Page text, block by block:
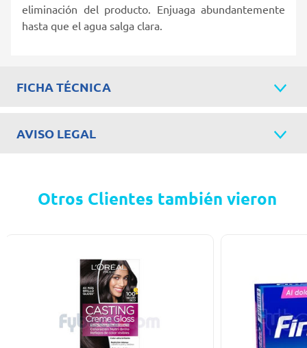
eliminación del producto. Enjuaga abundantemente
hasta que el agua salga clara.
FICHA TÉCNICA
AVISO LEGAL
Otros Clientes también vieron